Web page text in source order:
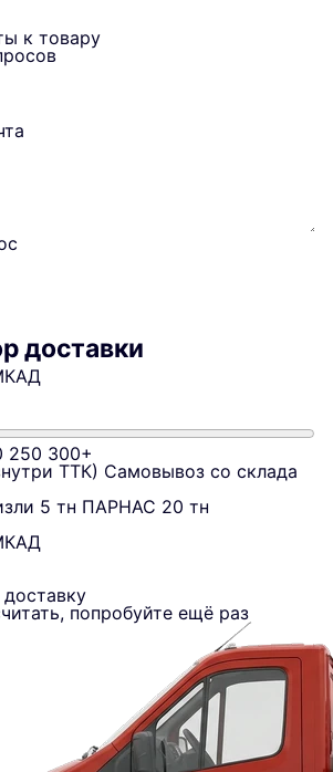
к товару
доставки
250 300+
ТТК) Самовывоз со склада
5 тн ПАРНАС 20 тн
попробуйте ещё раз